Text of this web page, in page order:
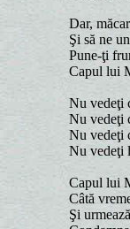
Dar,
Şi să ne
Pune-ţi
Capul lui
Nu vedeţi
Nu vedeţi
Nu vedeţi
Nu vedeţi
Capul lui
Câtă
Şi